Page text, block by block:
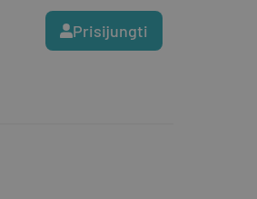
Prisijungti